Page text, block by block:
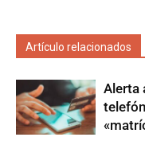
Artículo relacionados
Alerta